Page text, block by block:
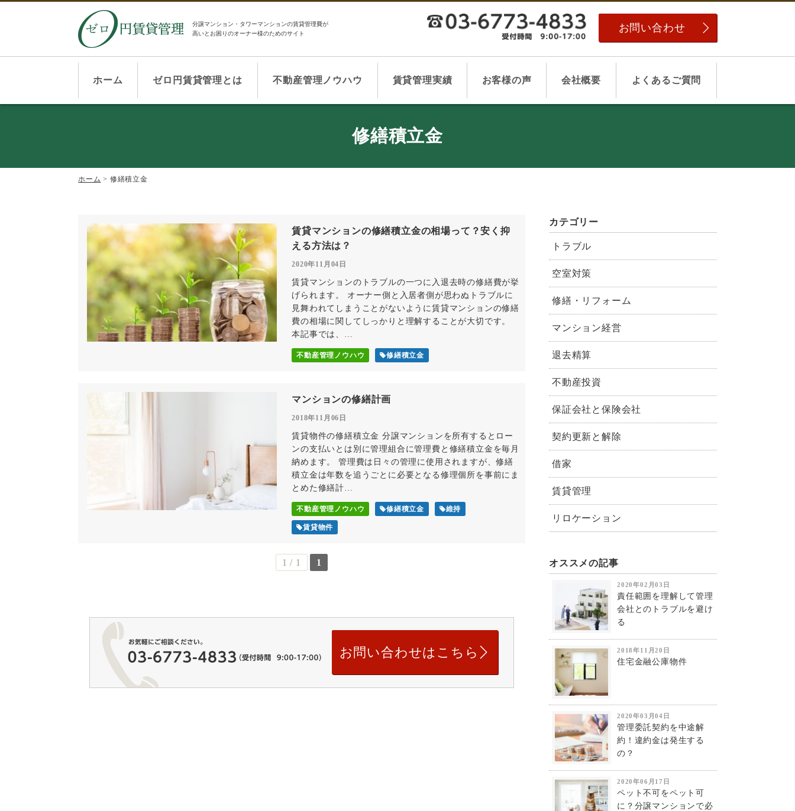
分譲マンション・タワーマンションの賃貸管理費が
高いとお困りのオーナー様のためのサイト
お問い合わせ
ホーム ゼロ円賃貸管理とは 不動産管理ノウハウ 賃貸管理実績 お客様の声 会社概要 よくあるご質問
修繕積立金
ホーム > 修繕積立金
賃貸マンションの修繕積立金の相場って？安く抑
える方法は？
2020年11月04日
賃貸マンションのトラブルの一つに入退去時の修繕費が挙
げられます。 オーナー側と入居者側が思わぬトラブルに
見舞われてしまうことがないように賃貸マンションの修繕
費の相場に関してしっかりと理解することが大切です。
本記事では、…
不動産管理ノウハウ 修繕積立金
マンションの修繕計画
2018年11月06日
賃貸物件の修繕積立金 分譲マンションを所有するとロー
ンの支払いとは別に管理組合に管理費と修繕積立金を毎月
納めます。 管理費は日々の管理に使用されますが、修繕
積立金は年数を追うごとに必要となる修理個所を事前にま
とめた修繕計…
不動産管理ノウハウ 修繕積立金 維持
賃貸物件
1 / 1 1
お問い合わせはこちら
カテゴリー
トラブル
空室対策
修繕・リフォーム
マンション経営
退去精算
不動産投資
保証会社と保険会社
契約更新と解除
借家
賃貸管理
リロケーション
オススメの記事
2020年02月03日
責任範囲を理解して管理
会社とのトラブルを避け
る
2018年11月20日
住宅金融公庫物件
2020年03月04日
管理委託契約を中途解
約！違約金は発生する
の？
2020年06月17日
ペット不可をペット可
に？分譲マンションで必